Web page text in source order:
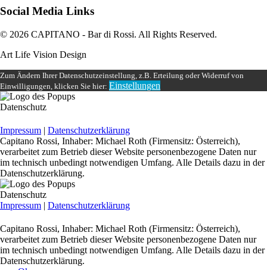
Social Media Links
© 2026 CAPITANO - Bar di Rossi. All Rights Reserved.
Art Life Vision Design
Zum Ändern Ihrer Datenschutzeinstellung, z.B. Erteilung oder Widerruf von
Einwilligungen, klicken Sie hier: Einstellungen
Datenschutz
Impressum | Datenschutzerklärung
Capitano Rossi, Inhaber: Michael Roth (Firmensitz: Österreich),
verarbeitet zum Betrieb dieser Website personenbezogene Daten nur
im technisch unbedingt notwendigen Umfang. Alle Details dazu in der
Datenschutzerklärung.
Datenschutz
Impressum | Datenschutzerklärung
Capitano Rossi, Inhaber: Michael Roth (Firmensitz: Österreich),
verarbeitet zum Betrieb dieser Website personenbezogene Daten nur
im technisch unbedingt notwendigen Umfang. Alle Details dazu in der
Datenschutzerklärung.